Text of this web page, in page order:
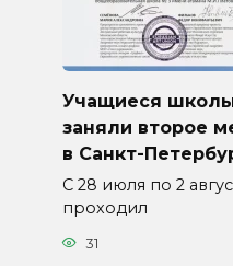
Учащиеся
заняли второе
в Санкт-
С 28 июля по 2
проходил
31